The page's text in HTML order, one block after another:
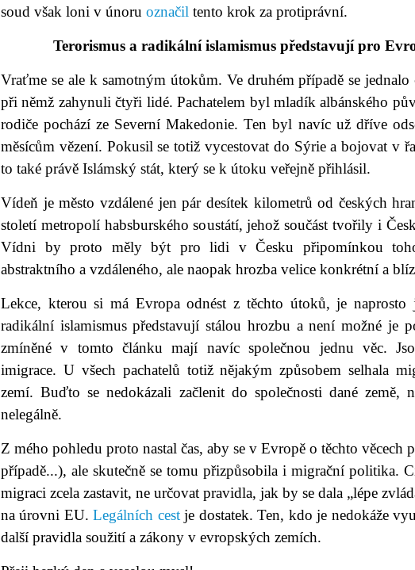
soud však loni v únoru označil tento krok za protiprávní.
Terorismus a radikální islamismus představují pro
Vraťme se ale k samotným útokům. Ve druhém případě se
při němž zahynuli čtyři lidé. Pachatelem byl mladík albánského
rodiče pochází ze Severní Makedonie. Ten byl navíc už dříve
měsícům vězení. Pokusil se totiž vycestovat do Sýrie a bojovat v
to také právě Islámský stát, který se k útoku veřejně přihlásil.
Vídeň je město vzdálené jen pár desítek kilometrů od českých
století metropolí habsburského soustátí, jehož součást tvořily i
Vídni by proto měly být pro lidi v Česku připomínkou
abstraktního a vzdáleného, ale naopak hrozba velice konkrétní a
Lekce, kterou si má Evropa odnést z těchto útoků, je naprosto
radikální islamismus představují stálou hrozbu a není možné je
zmíněné v tomto článku mají navíc společnou jednu věc.
imigrace. U všech pachatelů totiž nějakým způsobem selhala
zemí. Buďto se nedokázali začlenit do společnosti dané země,
nelegálně.
Z mého pohledu proto nastal čas, aby se v Evropě o těchto věcech
případě...), ale skutečně se tomu přizpůsobila i migrační politika.
migraci zcela zastavit, ne určovat pravidla, jak by se dala „lépe
na úrovni EU.Legálních cestje dostatek. Ten, kdo je nedokáže
další pravidla soužití a zákony v evropských zemích.